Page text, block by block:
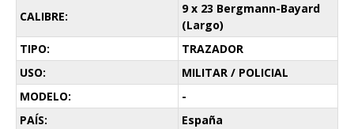
CALIBRE:
9 x 23 Bergmann-Bayard
(Largo)
TIPO:
TRAZADOR
USO:
MILITAR / POLICIAL
MODELO:
-
PAÍS:
España